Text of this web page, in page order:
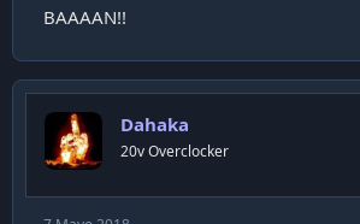
BAAAAN!!
Dahaka
20v Overclocker